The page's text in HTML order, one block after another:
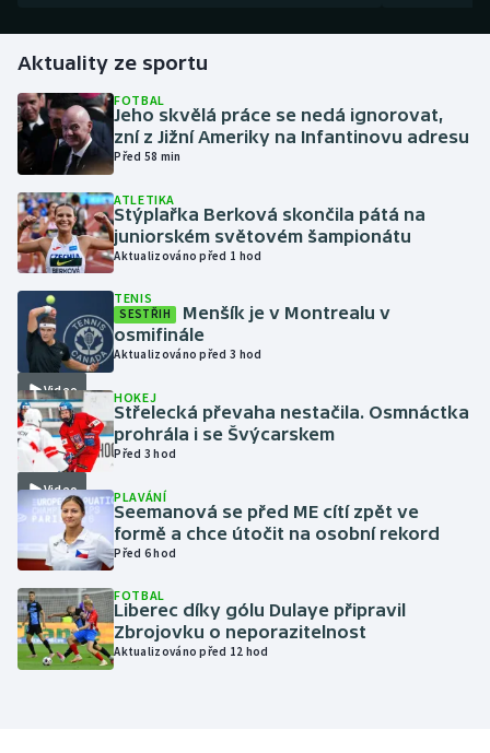
Futsal
Golf
Gymnastika
Házená
Jezdectví
Judo
Krasobruslení
Lezení
Lyže a snowboard
Moderní pětiboj
Motorsport
Olympijské hry
Parasport
Aktuality ze sportu
FOTBAL
Jeho skvělá práce se nedá ignorovat,
zní z Jižní Ameriky na Infantinovu adresu
Před 58 min
ATLETIKA
Stýplařka Berková skončila pátá na
juniorském světovém šampionátu
Aktualizováno před 1 hod
Video
TENIS
SESTŘIH
Menšík je v Montrealu v
osmifinále
Aktualizováno před 3 hod
Video
HOKEJ
Střelecká převaha nestačila. Osmnáctka
prohrála i se Švýcarskem
Před 3 hod
PLAVÁNÍ
Seemanová se před ME cítí zpět ve
formě a chce útočit na osobní rekord
Před 6 hod
FOTBAL
Liberec díky gólu Dulaye připravil
Zbrojovku o neporazitelnost
Aktualizováno před 12 hod